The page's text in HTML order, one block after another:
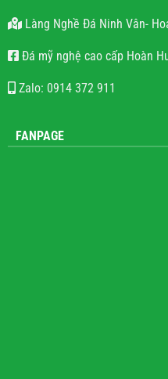
Làng Nghề Đá Ninh Vân-
Đá mỹ nghệ cao cấp Hoàn
Zalo: 0914 372 911
FANPAGE